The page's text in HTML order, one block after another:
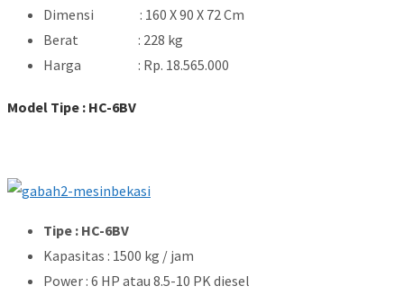
Dimensi : 160 X 90 X 72 Cm
Berat : 228 kg
Harga : Rp. 18.565.000
Model Tipe : HC-6BV
Tipe : HC-6BV
Kapasitas : 1500 kg / jam
Power : 6 HP atau 8.5-10 PK diesel